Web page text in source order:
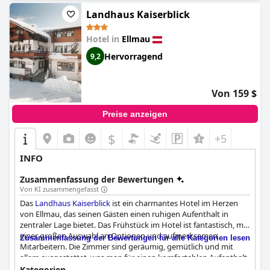
verbessern sollen. Seine Lage in Ellmau bietet Zugang zu
familienfreundlichen Attraktionen und Outdoor-Aktivitäten.
Landhaus Kaiserblick
Hotel in Ellmau
9,2 Hervorragend
Von 159 $
Preise anzeigen
$ +5
INFO
Zusammenfassung der Bewertungen
Von KI zusammengefasst
Das Landhaus Kaiserblick ist ein charmantes Hotel im Herzen
von Ellmau, das seinen Gästen einen ruhigen Aufenthalt in
zentraler Lage bietet. Das Frühstück im Hotel ist fantastisch, mit
einer großen Auswahl an Optionen und aufmerksamen
Mitarbeitern. Die Zimmer sind geräumig, gemütlich und mit
allem ausgestattet, was man für einen komfortablen Aufenthalt
Zusammenfassung der Bewertungen für alle Kategorien lesen